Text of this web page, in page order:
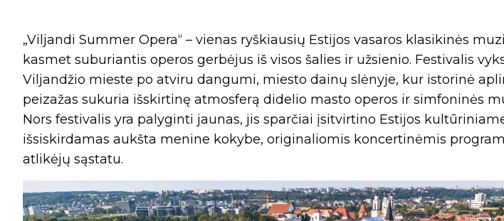
„Viljandi Summer Opera“ – vienas ryškiausių Estijos vasaros klasikinės
kasmet suburiantis operos gerbėjus iš visos šalies ir užsienio. Festivalis
Viljandžio mieste po atviru dangumi, miesto dainų slėnyje, kur istorinė
peizažas sukuria išskirtinę atmosferą didelio masto operos ir simfoninės
Nors festivalis yra palyginti jaunas, jis sparčiai įsitvirtino Estijos
išsiskirdamas aukšta menine kokybe, originaliomis koncertinėmis
atlikėjų sąstatu.